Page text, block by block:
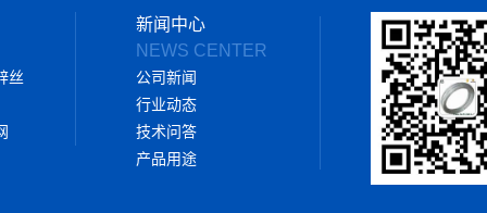
丝
新闻中心
NEWS CENTER
公司新闻
行业动态
技术问答
产品用途